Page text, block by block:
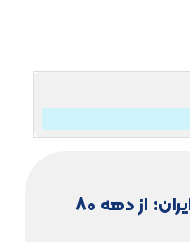
سیر تحول لیبل در ایران: از دهه 80